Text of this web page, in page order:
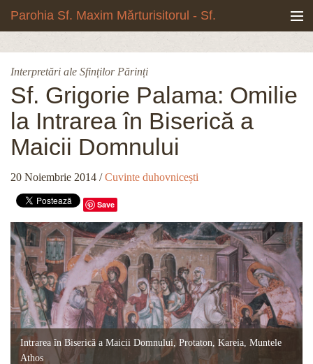
Parohia Sf. Maxim Mărturisitorul - Sf.
Noua biserică
Botezuri & Cununii
Teologie & Cuvinte duhovnicești
Fotografii
Preotul paroh
Program liturgic
Despre noi
Contact
Interpretări ale Sfinților Părinți
Sf. Grigorie Palama: Omilie
la Intrarea în Biserică a
Maicii Domnului
20 Noiembrie 2014 /Cuvinte duhovnicești
Save
Intrarea în Biserică a Maicii Domnului, Protaton, Kareia, Muntele
Athos